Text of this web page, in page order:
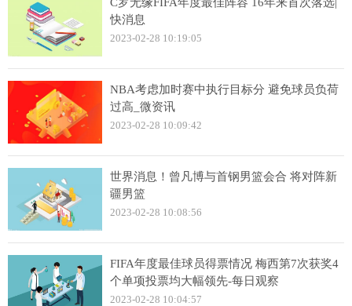
快消息
2023-02-28 10:19:05
NBA考虑加时赛中执行目标分 避免球员负荷
过高_微资讯
2023-02-28 10:09:42
世界消息！曾凡博与首钢男篮会合 将对阵新
疆男篮
2023-02-28 10:08:56
FIFA年度最佳球员得票情况 梅西第7次获奖4
个单项投票均大幅领先-每日观察
2023-02-28 10:04:57